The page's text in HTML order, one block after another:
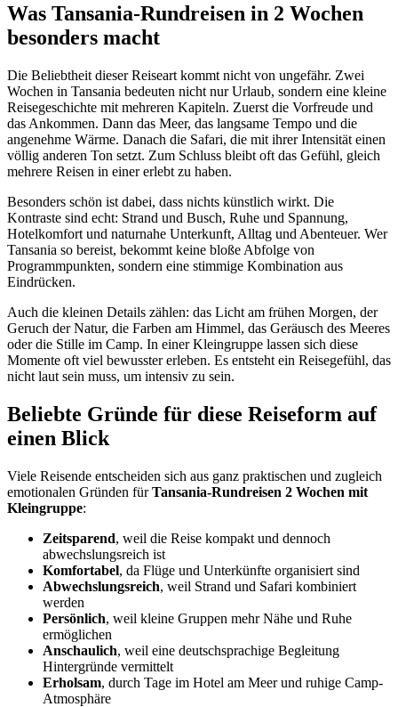
Was Tansania-Rundreisen in 2 Wochen
besonders macht
Die Beliebtheit dieser Reiseart kommt nicht von ungefähr. Zwei
Wochen in Tansania bedeuten nicht nur Urlaub, sondern eine kleine
Reisegeschichte mit mehreren Kapiteln. Zuerst die Vorfreude und
das Ankommen. Dann das Meer, das langsame Tempo und die
angenehme Wärme. Danach die Safari, die mit ihrer Intensität einen
völlig anderen Ton setzt. Zum Schluss bleibt oft das Gefühl, gleich
mehrere Reisen in einer erlebt zu haben.
Besonders schön ist dabei, dass nichts künstlich wirkt. Die
Kontraste sind echt: Strand und Busch, Ruhe und Spannung,
Hotelkomfort und naturnahe Unterkunft, Alltag und Abenteuer. Wer
Tansania so bereist, bekommt keine bloße Abfolge von
Programmpunkten, sondern eine stimmige Kombination aus
Eindrücken.
Auch die kleinen Details zählen: das Licht am frühen Morgen, der
Geruch der Natur, die Farben am Himmel, das Geräusch des Meeres
oder die Stille im Camp. In einer Kleingruppe lassen sich diese
Momente oft viel bewusster erleben. Es entsteht ein Reisegefühl, das
nicht laut sein muss, um intensiv zu sein.
Beliebte Gründe für diese Reiseform auf
einen Blick
Viele Reisende entscheiden sich aus ganz praktischen und zugleich
emotionalen Gründen fürTansania-Rundreisen 2 Wochen mit
Kleingruppe:
Zeitsparend, weil die Reise kompakt und dennoch
abwechslungsreich ist
Komfortabel, da Flüge und Unterkünfte organisiert sind
Abwechslungsreich, weil Strand und Safari kombiniert
werden
Persönlich, weil kleine Gruppen mehr Nähe und Ruhe
ermöglichen
Anschaulich, weil eine deutschsprachige Begleitung
Hintergründe vermittelt
Erholsam, durch Tage im Hotel am Meer und ruhige Camp-
Atmosphäre